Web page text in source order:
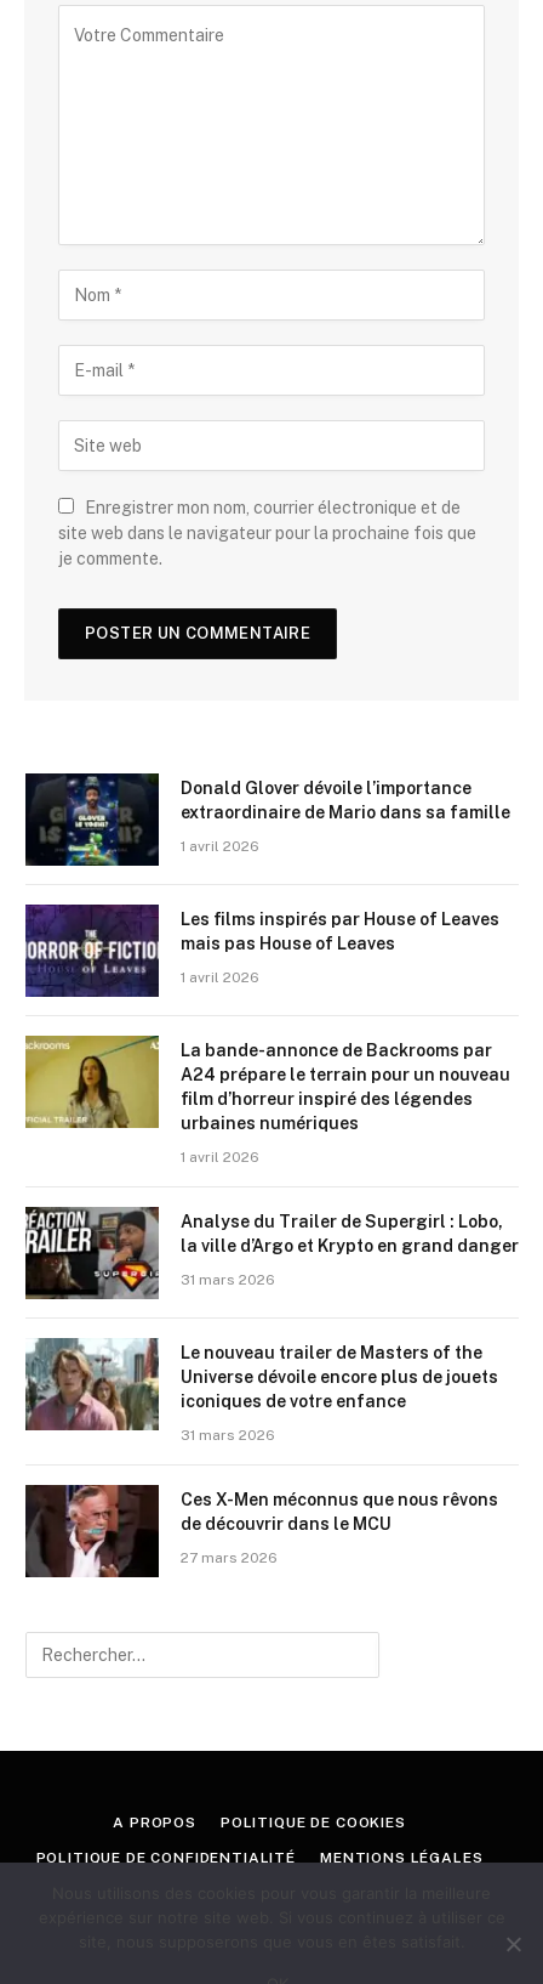
Enregistrer mon nom, courrier électronique et de
site web dans le navigateur pour la prochaine fois que
je commente.
Donald Glover dévoile l’importance
extraordinaire de Mario dans sa famille
1 avril 2026
Les films inspirés par House of Leaves
mais pas House of Leaves
1 avril 2026
La bande-annonce de Backrooms par
A24 prépare le terrain pour un nouveau
film d’horreur inspiré des légendes
urbaines numériques
1 avril 2026
Analyse du Trailer de Supergirl : Lobo,
la ville d’Argo et Krypto en grand danger
31 mars 2026
Le nouveau trailer de Masters of the
Universe dévoile encore plus de jouets
iconiques de votre enfance
31 mars 2026
Ces X-Men méconnus que nous rêvons
de découvrir dans le MCU
27 mars 2026
A PROPOS POLITIQUE DE COOKIES
POLITIQUE DE CONFIDENTIALITÉ MENTIONS LÉGALES